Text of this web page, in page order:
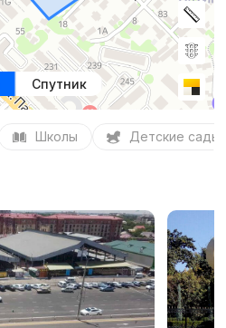
Спутник
Школы Детские сады